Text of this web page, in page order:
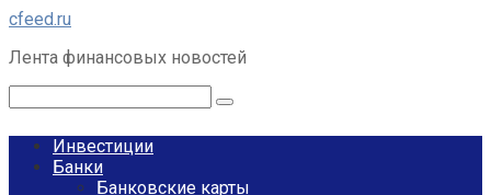
Перейти
контенту
cfeed.ru
Лента финансовых новостей
Инвестиции
Банки
Банковские карты